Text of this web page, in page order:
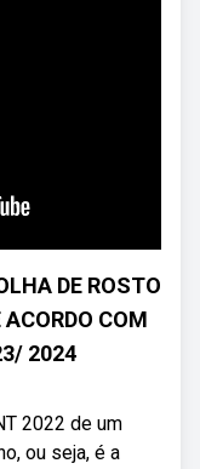
DE ROSTO
ACORDO COM
2024
2022 de um
ou seja, é a